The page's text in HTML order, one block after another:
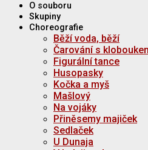
O souboru
Skupiny
Choreografie
Běží voda, běží
Čarování s
Figurální tance
Husopasky
Kočka a myš
Mašlový
Na vojáky
Přiněsemy majiček
Sedlaček
U Dunaja